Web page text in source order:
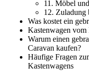
11. Möbel
12. Zuladung
Was kostet ein
Kastenwagen
Warum einen
Caravan kaufen?
Häufige Fragen
Kastenwagens